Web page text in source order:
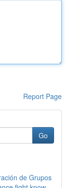
Report Page
Go
de Grupos